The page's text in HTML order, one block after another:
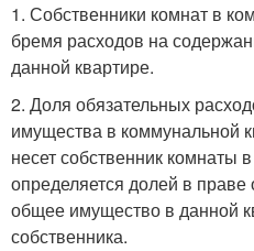
1. Собственники комнат в
бремя расходов на
данной квартире.
2. Доля обязательных
имущества в коммунальной
несет собственник комнаты
определяется долей в
общее имущество в данной
собственника.